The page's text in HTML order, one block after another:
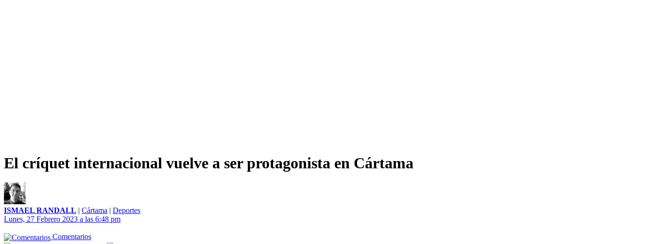
El críquet internacional vuelve a ser protagonista en Cártama
ISMAEL RANDALL | Cártama | Deportes
Lunes, 27 Febrero 2023 a las 6:48 pm
Comentarios